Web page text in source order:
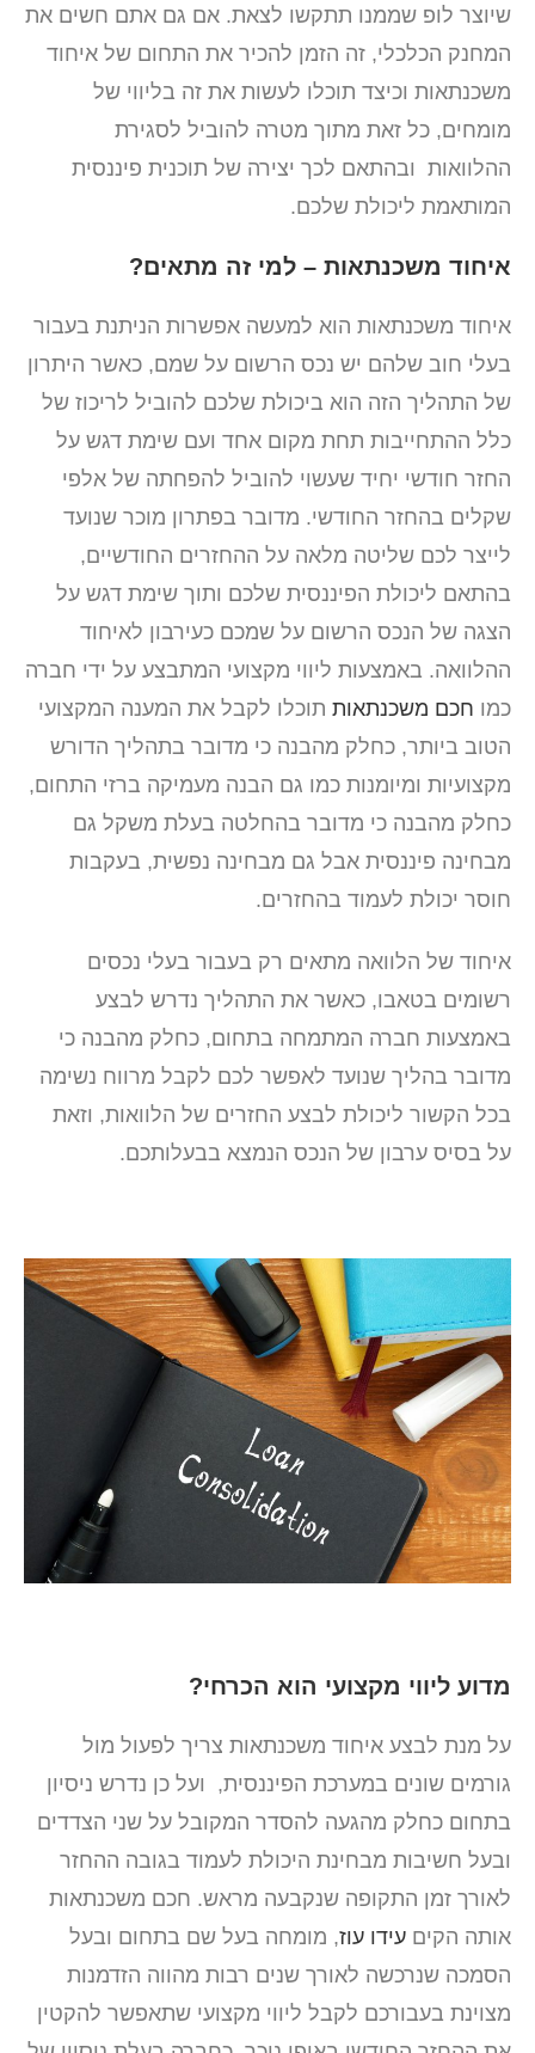
שיוצר לופ שממנו תתקשו לצאת. אם גם אתם חשים את
המחנק הכלכלי, זה הזמן להכיר את התחום של איחוד
משכנתאות וכיצד תוכלו לעשות את זה בליווי של
מומחים, כל זאת מתוך מטרה להוביל לסגירת
ההלוואות ובהתאם לכך יצירה של תוכנית פיננסית
המותאמת ליכולת שלכם.
איחוד משכנתאות – למי זה מתאים?
איחוד משכנתאות הוא למעשה אפשרות הניתנת בעבור
בעלי חוב שלהם יש נכס הרשום על שמם, כאשר היתרון
של התהליך הזה הוא ביכולת שלכם להוביל לריכוז של
כלל ההתחייבות תחת מקום אחד ועם שימת דגש על
החזר חודשי יחיד שעשוי להוביל להפחתה של אלפי
שקלים בהחזר החודשי. מדובר בפתרון מוכר שנועד
לייצר לכם שליטה מלאה על ההחזרים החודשיים,
בהתאם ליכולת הפיננסית שלכם ותוך שימת דגש על
הצגה של הנכס הרשום על שמכם כעירבון לאיחוד
ההלוואה. באמצעות ליווי מקצועי המתבצע על ידי חברה
כמו חכם משכנתאות תוכלו לקבל את המענה המקצועי
הטוב ביותר, כחלק מהבנה כי מדובר בתהליך הדורש
מקצועיות ומיומנות כמו גם הבנה מעמיקה ברזי התחום,
כחלק מהבנה כי מדובר בהחלטה בעלת משקל גם
מבחינה פיננסית אבל גם מבחינה נפשית, בעקבות
חוסר יכולת לעמוד בהחזרים.
איחוד של הלוואה מתאים רק בעבור בעלי נכסים
רשומים בטאבו, כאשר את התהליך נדרש לבצע
באמצעות חברה המתמחה בתחום, כחלק מהבנה כי
מדובר בהליך שנועד לאפשר לכם לקבל מרווח נשימה
בכל הקשור ליכולת לבצע החזרים של הלוואות, וזאת
על בסיס ערבון של הנכס הנמצא בבעלותכם.
מדוע ליווי מקצועי הוא הכרחי?
על מנת לבצע איחוד משכנתאות צריך לפעול מול
גורמים שונים במערכת הפיננסית, ועל כן נדרש ניסיון
בתחום כחלק מהגעה להסדר המקובל על שני הצדדים
ובעל חשיבות מבחינת היכולת לעמוד בגובה ההחזר
לאורך זמן התקופה שנקבעה מראש. חכם משכנתאות
אותה הקים עידו עוז, מומחה בעל שם בתחום ובעל
הסמכה שנרכשה לאורך שנים רבות מהווה הזדמנות
מצוינת בעבורכם לקבל ליווי מקצועי שתאפשר להקטין